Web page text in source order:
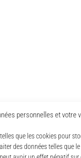
personnelles et votre
que les cookies pour
des données telles que